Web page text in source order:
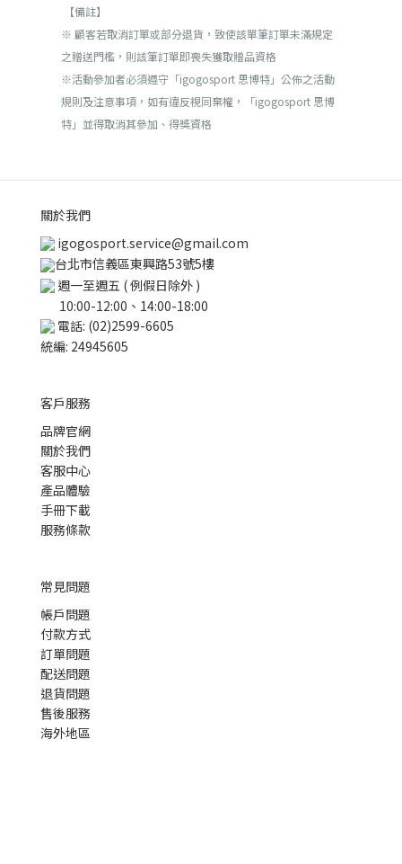
【備註】
※ 顧客若取消訂單或部分退貨，致使該單筆訂單未滿規定
之贈送門檻，則該筆訂單即喪失獲取贈品資格
※活動參加者必須遵守「igogosport 思博特」公佈之活動
規則及注意事項，如有違反視同棄權，「igogosport 思博
特」並得取消其參加、得獎資格
關於我們
igogosport.service@gmail.com
台北市信義區東興路53號5樓
週一至週五 ( 例假日除外 )
10:00-12:00、14:00-18:00
電話: (02)2599-6605
統編: 24945605
客戶服務
品牌官網
關於我們
客服中心
產品體驗
手冊下載
服務條款
常見問題
帳戶問題
付款方式
訂單問題
配送問題
退貨問題
售後服務
海外地區